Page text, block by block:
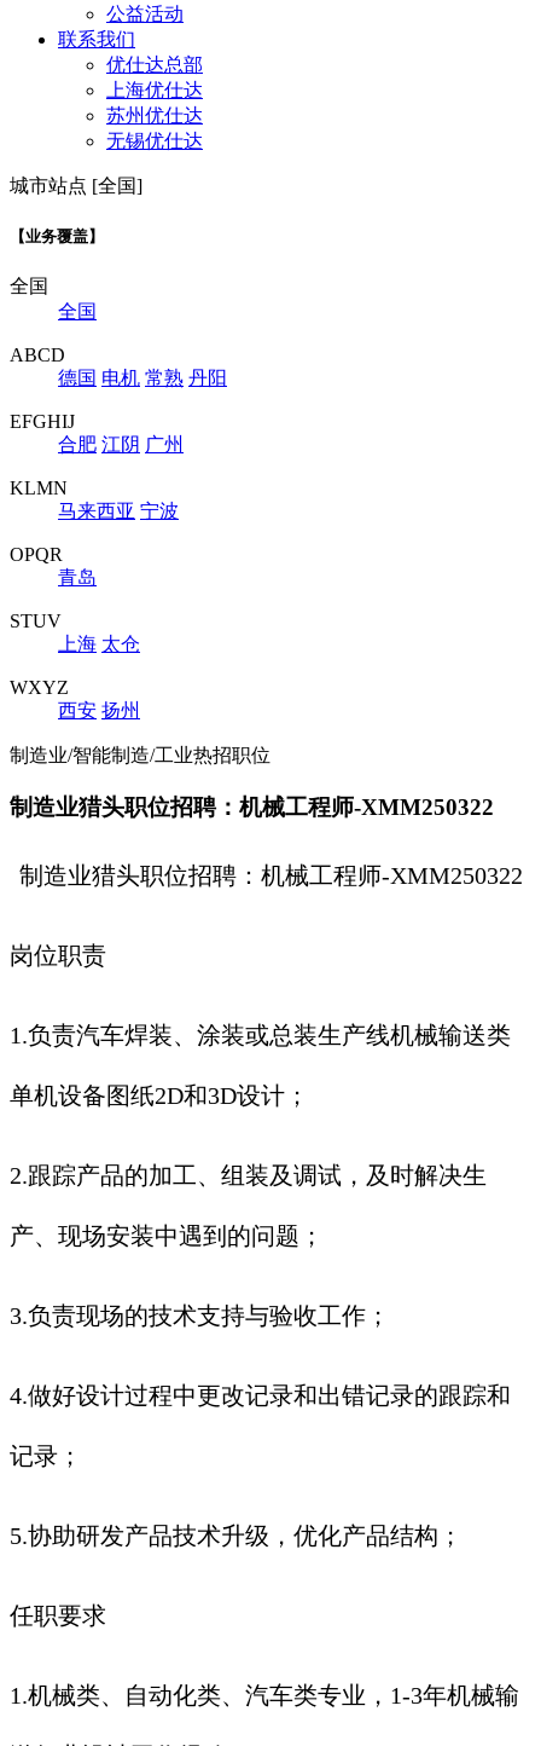
公益活动
联系我们
优仕达总部
上海优仕达
苏州优仕达
无锡优仕达
城市站点 [全国]
【业务覆盖】
全国
全国
ABCD
德国 电机 常熟 丹阳
EFGHIJ
合肥 江阴 广州
KLMN
马来西亚 宁波
OPQR
青岛
STUV
上海 太仓
WXYZ
西安 扬州
制造业/智能制造/工业热招职位
制造业猎头职位招聘：机械工程师-XMM250322
制造业猎头职位招聘：机械工程师-XMM250322
岗位职责
1.负责汽车焊装、涂装或总装生产线机械输送类
单机设备图纸2D和3D设计；
2.跟踪产品的加工、组装及调试，及时解决生
产、现场安装中遇到的问题；
3.负责现场的技术支持与验收工作；
4.做好设计过程中更改记录和出错记录的跟踪和
记录；
5.协助研发产品技术升级，优化产品结构；
任职要求
1.机械类、自动化类、汽车类专业，1-3年机械输